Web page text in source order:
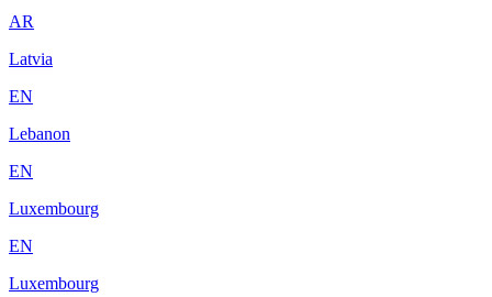
AR
Latvia
EN
Lebanon
EN
Luxembourg
EN
Luxembourg